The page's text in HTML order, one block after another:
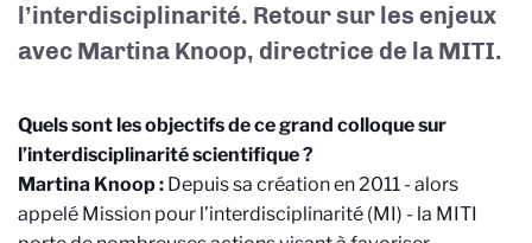
l’interdisciplinarité. Retour sur les enjeux
avec Martina Knoop, directrice de la MITI.
Quels sont les objectifs de ce grand colloque sur
l’interdisciplinarité scientifique ?
Martina Knoop : Depuis sa création en 2011 - alors
appelé Mission pour l’interdisciplinarité (MI) - la MITI